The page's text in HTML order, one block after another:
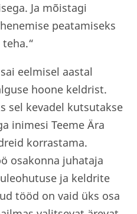
Ja mõistagi
peatamiseks
eelmisel aastal
hoone keldrist.
sel kevadel kutsutakse
inimesi Teeme Ära
korrastama.
osakonna juhataja
ja keldrite
tööd on vaid üks osa